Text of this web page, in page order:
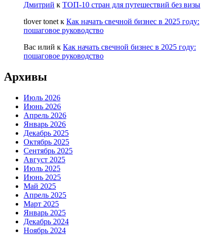
Дмитрий к ТОП-10 стран для путешествий без визы
tlover tonet к Как начать свечной бизнес в 2025 году:
пошаговое руководство
Вас илий к Как начать свечной бизнес в 2025 году:
пошаговое руководство
Архивы
Июль 2026
Июнь 2026
Апрель 2026
Январь 2026
Декабрь 2025
Октябрь 2025
Сентябрь 2025
Август 2025
Июль 2025
Июнь 2025
Май 2025
Апрель 2025
Март 2025
Январь 2025
Декабрь 2024
Ноябрь 2024